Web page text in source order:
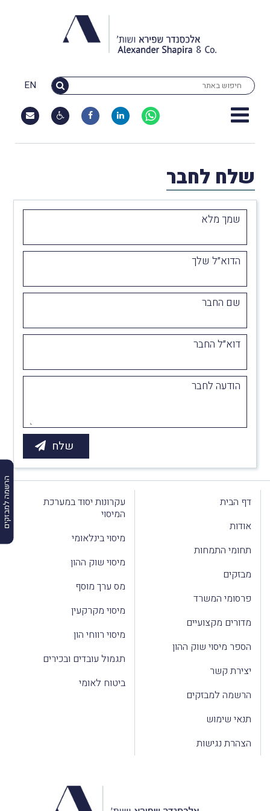
EN
הרשמה למבזקים
שלח לחבר
שמך מלא
הדוא״ל שלך
שם החבר
דוא״ל החבר
הודעה לחבר
דף הבית
אודות
תחומי התמחות
מבזקים
פרסומי המשרד
מדורים מקצועיים
הספר מיסוי שוק ההון
יצירת קשר
הרשמה למבזקים
תנאי שימוש
הצהרת נגישות
עקרונות יסוד במערכת
המיסוי
מיסוי בינלאומי
מיסוי שוק ההון
מס ערך מוסף
מיסוי מקרקעין
מיסוי רווחי הון
תגמול עובדים ובכירים
ביטוח לאומי